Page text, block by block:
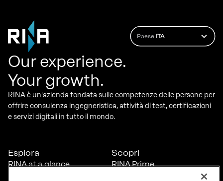
Paese ITA
Our experience.
Your growth.
RINA è un'azienda fondata sulle competenze delle persone per
offrire consulenza ingegneristica, attività di test, certificazioni
e servizi digitali in tutto il mondo.
Esplora
RINA at a glance
Scopri
RINA Prime